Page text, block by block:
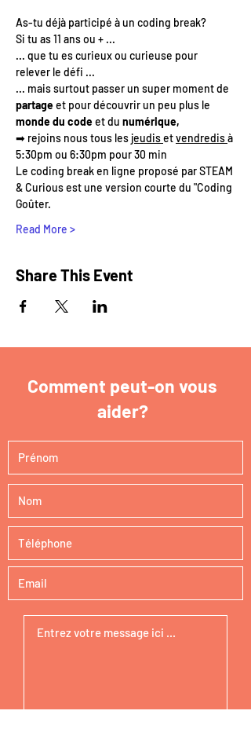
As-tu déjà participé à un coding break?
Si tu as 11 ans ou + ...
... que tu es curieux ou curieuse pour
relever le défi ...
... mais surtout passer un super moment de
partage et pour découvrir un peu plus le
monde du code et du numérique,
➡ rejoins nous tous les jeudis et vendredis à
5:30pm ou 6:30pm pour 30 min
Le coding break en ligne proposé par STEAM
& Curious est une version courte du "Coding
Goûter.
Read More >
Share This Event
Comment peut-on vous
aider?